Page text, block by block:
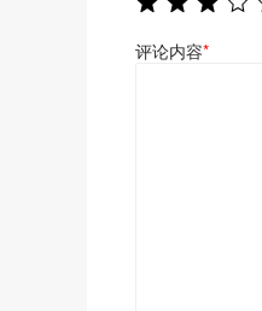
评论内容*